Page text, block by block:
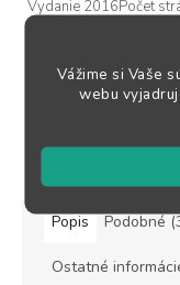
Vážime si Vaše
webu
Vydanie 2016Počet
do 1-2...
ZOBRAZIŤ
Popis Podobné
Ostatné